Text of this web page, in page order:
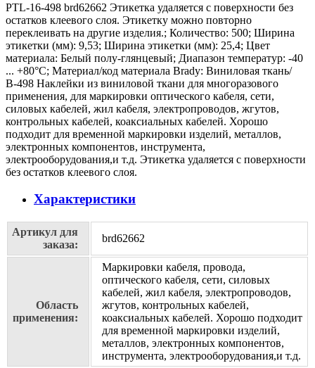
PTL-16-498 brd62662 Этикетка удаляется с поверхности без
остатков клеевого слоя. Этикетку можно повторно
переклеивать на другие изделия.; Количество: 500; Ширина
этикетки (мм): 9,53; Ширина этикетки (мм): 25,4; Цвет
материала: Белый полу-глянцевый; Диапазон температур: -40
... +80°С; Материал/код материала Brady: Виниловая ткань/
В-498 Наклейки из виниловой ткани для многоразового
применения, для маркировки оптического кабеля, сети,
силовых кабелей, жил кабеля, электропроводов, жгутов,
контрольных кабелей, коаксиальных кабелей. Хорошо
подходит для временной маркировки изделий, металлов,
электронных компонентов, инструмента,
электрооборудования,и т.д. Этикетка удаляется с поверхности
без остатков клеевого слоя.
Характеристики
Артикул для
заказа:
brd62662
Область
применения:
Маркировки кабеля, провода,
оптического кабеля, сети, силовых
кабелей, жил кабеля, электропроводов,
жгутов, контрольных кабелей,
коаксиальных кабелей. Хорошо подходит
для временной маркировки изделий,
металлов, электронных компонентов,
инструмента, электрооборудования,и т.д.